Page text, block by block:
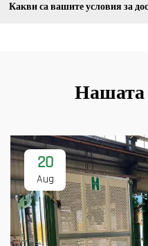
Какви са вашите условия за
Нашата
20
Aug